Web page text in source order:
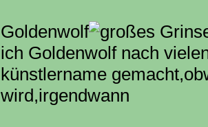
Goldenwolf
ich Goldenwolf nach
künstlername
wird,irgendwann